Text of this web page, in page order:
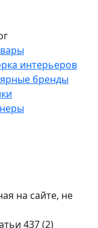
интерьеров
бренды
на сайте, не
437 (2)